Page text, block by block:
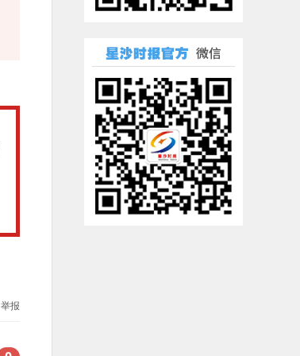
举报